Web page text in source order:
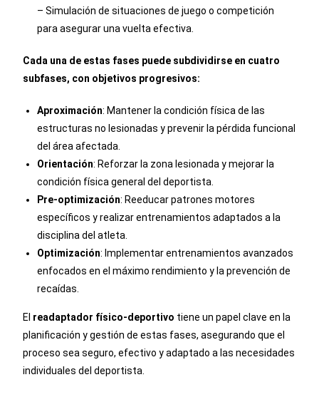
– Simulación de situaciones de juego o competición
para asegurar una vuelta efectiva.
Cada una de estas fases puede subdividirse en cuatro
subfases, con objetivos progresivos:
Aproximación: Mantener la condición física de las
estructuras no lesionadas y prevenir la pérdida funcional
del área afectada.
Orientación: Reforzar la zona lesionada y mejorar la
condición física general del deportista.
Pre-optimización: Reeducar patrones motores
específicos y realizar entrenamientos adaptados a la
disciplina del atleta.
Optimización: Implementar entrenamientos avanzados
enfocados en el máximo rendimiento y la prevención de
recaídas.
El readaptador físico-deportivo tiene un papel clave en la
planificación y gestión de estas fases, asegurando que el
proceso sea seguro, efectivo y adaptado a las necesidades
individuales del deportista.